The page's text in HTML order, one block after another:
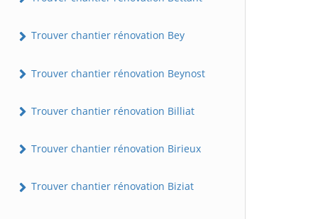
Trouver chantier rénovation Bey
Trouver chantier rénovation Beynost
Trouver chantier rénovation Billiat
Trouver chantier rénovation Birieux
Trouver chantier rénovation Biziat